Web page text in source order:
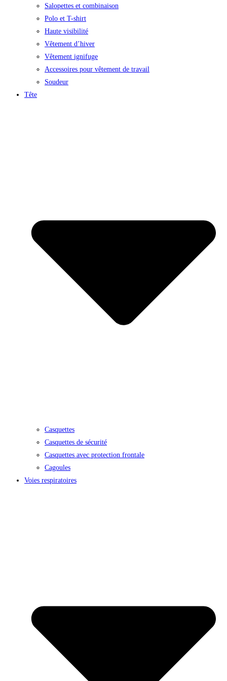
Salopettes et combinaison
Polo et T-shirt
Haute visibilité
Vêtement d’hiver
Vêtement ignifuge
Accessoires pour vêtement de travail
Soudeur
Tête
Casquettes
Casquettes de sécurité
Casquettes avec protection frontale
Cagoules
Voies respiratoires